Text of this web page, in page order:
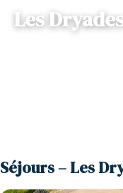
Les
Séjours – Les